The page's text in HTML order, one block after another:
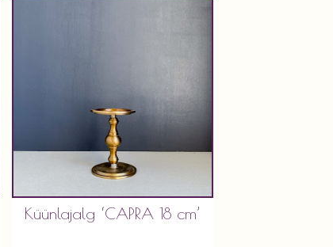
Küünlajalg ‘CAPRA 18 cm’